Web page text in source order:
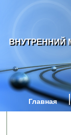
ВНУТРЕННИЙ
Главная